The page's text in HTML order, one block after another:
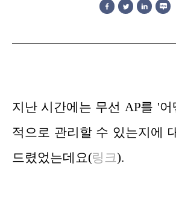
지난 시간에는 무선 AP를 '
적으로 관리할 수 있는지에
드렸었는데요(링크).